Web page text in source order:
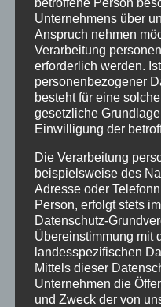
Neueste Beiträge
Wir verabschieden
Kunst und Kultur bei
Vorstellungen des
Spiel“ in der Aula am
Begrüßungsnachmittag
voller Vorfreude,
Stundenraster bei der
Neueste
betroffene Person
Unternehmens über
Anspruch nehmen
Verarbeitung
erforderlich werden.
personenbezogener
besteht für eine
gesetzliche
Einwilligung der
Die Verarbeitung
beispielsweise des
Adresse oder
Person, erfolgt stets
Datenschutz-
Übereinstimmung mit
landesspezifischen
Mittels dieser
Unternehmen die
und Zweck der von